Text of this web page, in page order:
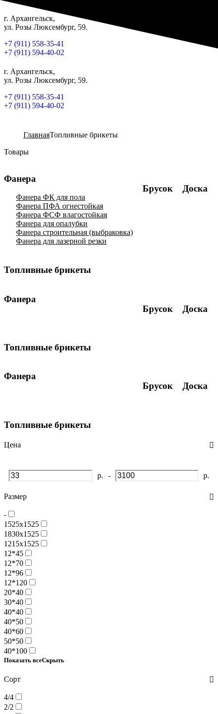
г. Архангельск,
ул. Розы Люксембург, 59.
+7 (911) 558-35-41
+7 (911) 594-40-02
г. Архангельск,
ул. Розы Люксембург, 59.
+7 (911) 558-35-41
+7 (911) 594-40-02
ГлавнаяТопливные брикеты
Товары
Фанера
Фанера ФК для пола
Фанера ПФА огнестойкая
Фанера ФСФ влагостойкая
Фанера для опалубки
Фанера строительная (выбраковка)
Фанера для лазерной резки
Брусок Доска
Топливные брикеты
Фанера
Фанера для опалубки
Фанера строительная (выбраковка)
Брусок Доска
Топливные брикеты
Фанера
Фанера для опалубки
Фанера строительная (выбраковка)
Брусок Доска
Топливные брикеты
Цена
р. - р.
Размер
-
1525х1525
1830х1525
1215х1525
12*45
12*70
12*96
12*120
20*40
30*40
40*40
40*50
40*60
50*50
40*100
Показать всеСкрыть
Сорт
4/4
2/2